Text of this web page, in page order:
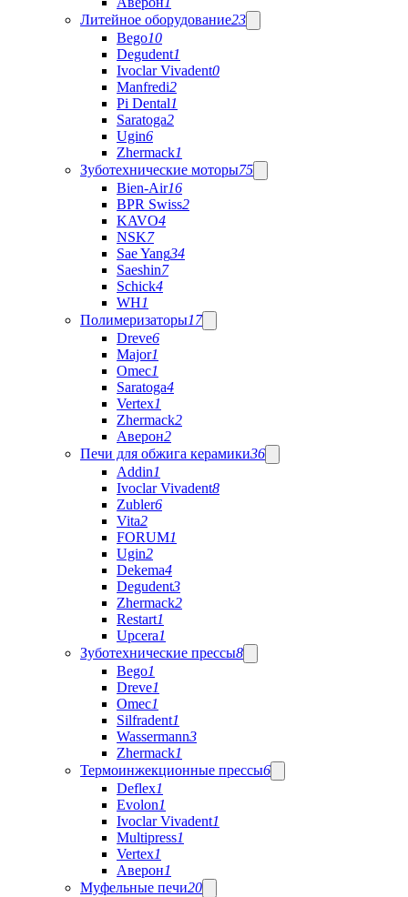
Литейное оборудование23
Bego10
Degudent1
Ivoclar Vivadent0
Manfredi2
Pi Dental1
Saratoga2
Ugin6
Zhermack1
Зуботехнические моторы75
Bien-Air16
BPR Swiss2
KAVO4
NSK7
Sae Yang34
Saeshin7
Schick4
WH1
Полимеризаторы17
Dreve6
Major1
Omec1
Saratoga4
Vertex1
Zhermack2
Аверон2
Печи для обжига керамики36
Addin1
Ivoclar Vivadent8
Zubler6
Vita2
FORUM1
Ugin2
Dekema4
Degudent3
Zhermack2
Restart1
Upcera1
Зуботехнические прессы8
Bego1
Dreve1
Omec1
Silfradent1
Wassermann3
Zhermack1
Термоинжекционные прессы6
Deflex1
Evolon1
Ivoclar Vivadent1
Multipress1
Vertex1
Аверон1
Муфельные печи20